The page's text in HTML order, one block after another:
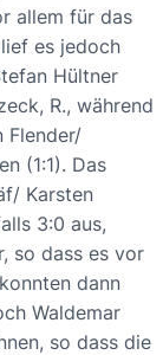
allem für das
es jedoch
Hültner
R., während
Flender/
(1:1). Das
Karsten
3:0 aus,
so dass es vor
dann
Waldemar
so dass die